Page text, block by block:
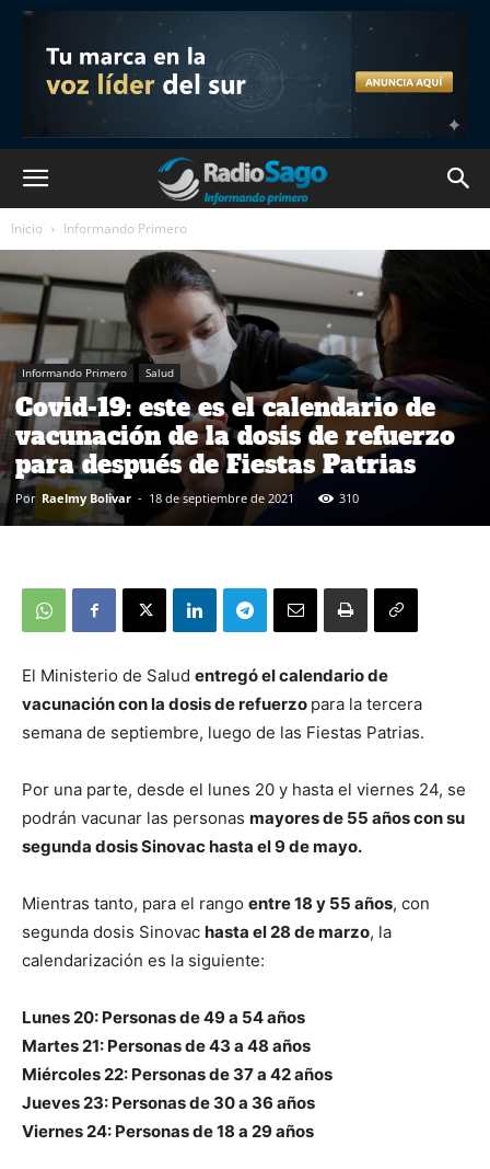
Inicio Informando Primero
Informando Primero Salud
Covid-19: este es el calendario de
vacunación de la dosis de refuerzo
para después de Fiestas Patrias
Por Raelmy Bolivar - 18 de septiembre de 2021 310
El Ministerio de Salud entregó el calendario de
vacunación con la dosis de refuerzo para la tercera
semana de septiembre, luego de las Fiestas Patrias.
Por una parte, desde el lunes 20 y hasta el viernes 24, se
podrán vacunar las personas mayores de 55 años con su
segunda dosis Sinovac hasta el 9 de mayo.
Mientras tanto, para el rango entre 18 y 55 años, con
segunda dosis Sinovac hasta el 28 de marzo, la
calendarización es la siguiente:
Lunes 20: Personas de 49 a 54 años
Martes 21: Personas de 43 a 48 años
Miércoles 22: Personas de 37 a 42 años
Jueves 23: Personas de 30 a 36 años
Viernes 24: Personas de 18 a 29 años